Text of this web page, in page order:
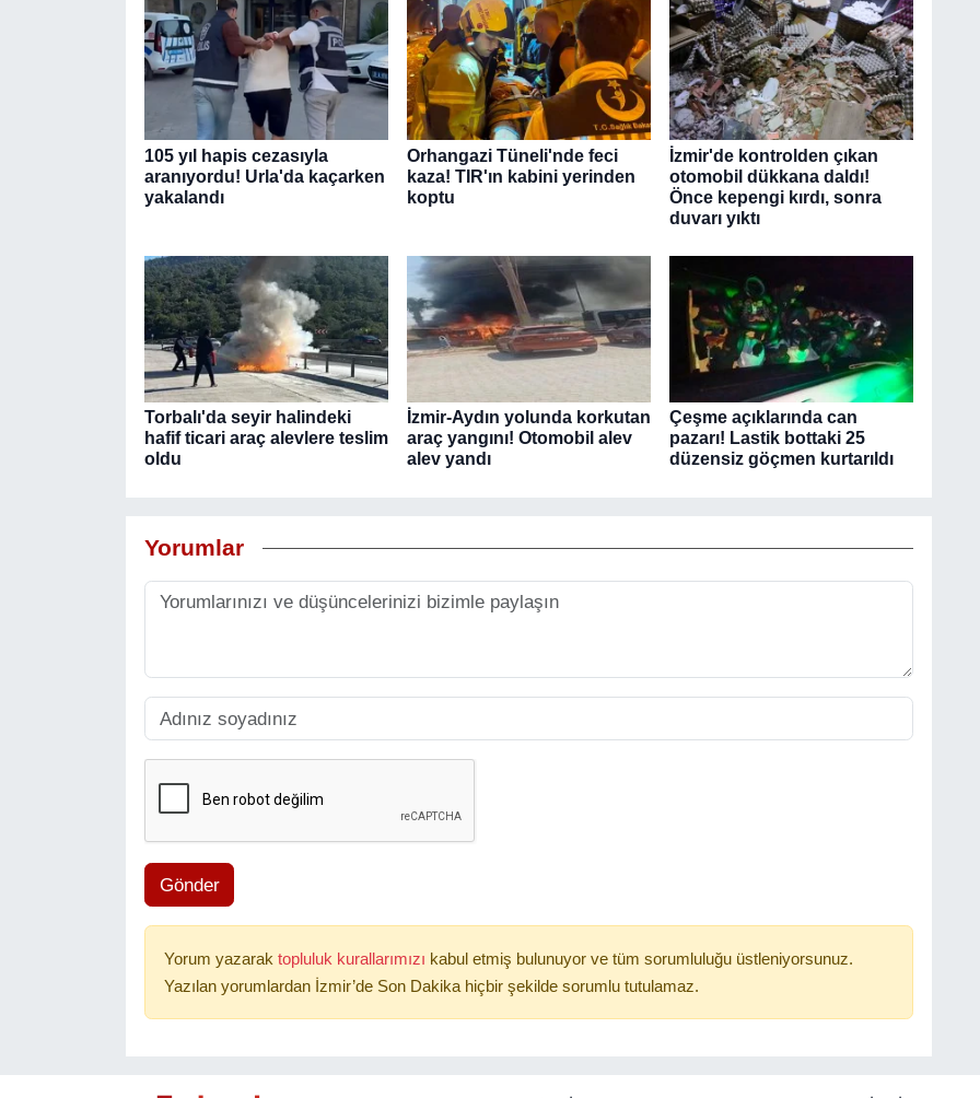
105 yıl hapis cezasıyla
aranıyordu! Urla'da kaçarken
yakalandı
Orhangazi Tüneli'nde feci
kaza! TIR'ın kabini yerinden
koptu
İzmir'de kontrolden çıkan
otomobil dükkana daldı!
Önce kepengi kırdı, sonra
duvarı yıktı
Torbalı'da seyir halindeki
hafif ticari araç alevlere teslim
oldu
İzmir-Aydın yolunda korkutan
araç yangını! Otomobil alev
alev yandı
Çeşme açıklarında can
pazarı! Lastik bottaki 25
düzensiz göçmen kurtarıldı
Yorumlar
Gönder
Yorum yazarak topluluk kurallarımızı kabul etmiş bulunuyor ve tüm sorumluluğu üstleniyorsunuz.
Yazılan yorumlardan İzmir’de Son Dakika hiçbir şekilde sorumlu tutulamaz.